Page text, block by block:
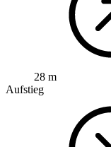
28 m
Aufstieg